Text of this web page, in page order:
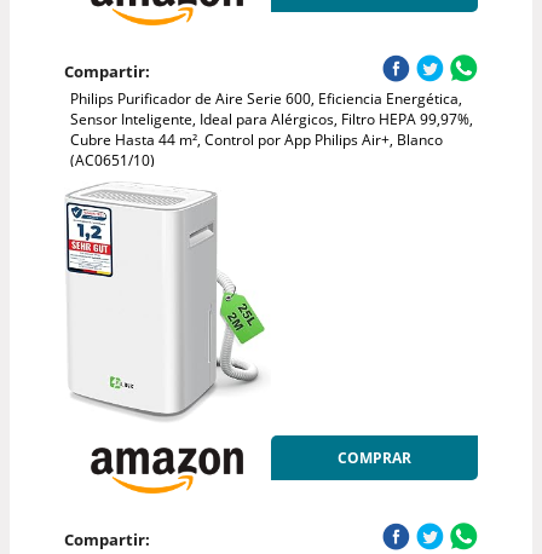
Compartir:
Philips Purificador de Aire Serie 600, Eficiencia Energética,
Sensor Inteligente, Ideal para Alérgicos, Filtro HEPA 99,97%,
Cubre Hasta 44 m², Control por App Philips Air+, Blanco
(AC0651/10)
COMPRAR
Compartir: